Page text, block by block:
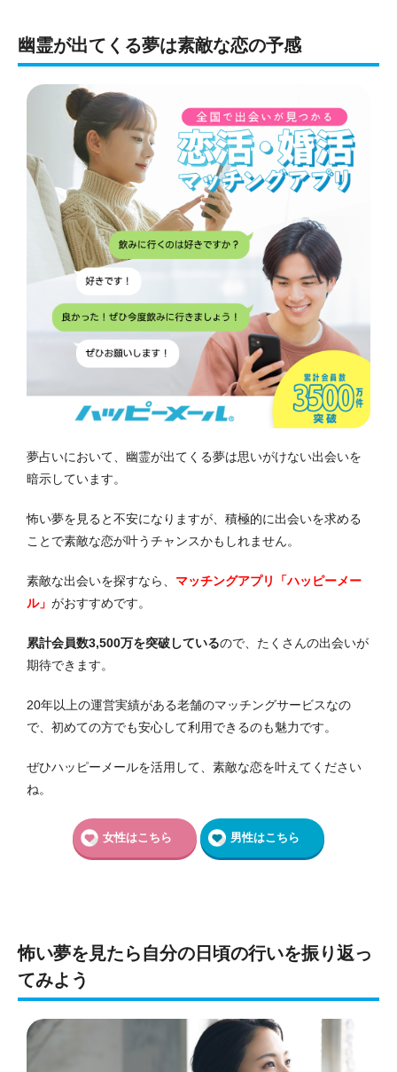
幽霊が出てくる夢は素敵な恋の予感
夢占いにおいて、幽霊が出てくる夢は思いがけない出会いを
暗示しています。
怖い夢を見ると不安になりますが、積極的に出会いを求める
ことで素敵な恋が叶うチャンスかもしれません。
素敵な出会いを探すなら、 マッチングアプリ「ハッピーメー
ル」 がおすすめです。
累計会員数3,500万を突破しているので、たくさんの出会いが
期待できます。
20年以上の運営実績がある老舗のマッチングサービスなの
で、初めての方でも安心して利用できるのも魅力です。
ぜひハッピーメールを活用して、素敵な恋を叶えてください
ね。
女性はこちら 男性はこちら
怖い夢を見たら自分の日頃の行いを振り返っ
てみよう